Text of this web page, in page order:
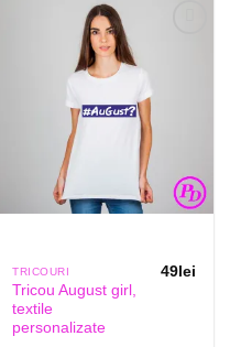
TRICOURI
Tricou August girl,
textile
personalizate
49lei